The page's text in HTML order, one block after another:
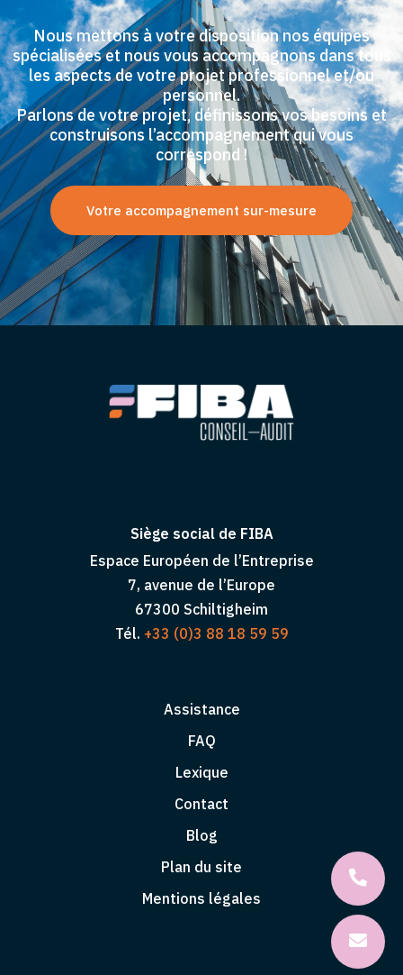
Nous mettons à votre disposition nos équipes
spécialisées et nous vous accompagnons dans tous
les aspects de votre projet professionnel et/ou
personnel.
Parlons de votre projet, définissons vos besoins et
construisons l’accompagnement qui vous
correspond !
Votre accompagnement sur-mesure
Siège social de FIBA
Espace Européen de l’Entreprise
7, avenue de l’Europe
67300 Schiltigheim
Tél. +33 (0)3 88 18 59 59
Assistance
FAQ
Lexique
Contact
Blog
Plan du site
Mentions légales